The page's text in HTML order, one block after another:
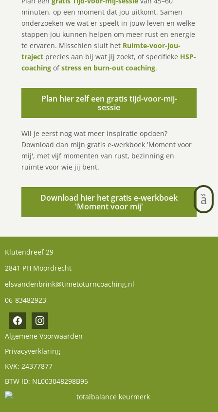
minuten, op een moment dat jou uitkomt. Samen
onderzoeken we wat er speelt in jouw leven en welke
stappen jou kunnen helpen om meer rust en energie
te ervaren. Misschien sluit het Ruimte-voor-jou-
traject precies aan bij wat jij zoekt, of specifieke HSP-
coaching ofstress en burn-out coaching.
Plan hier zelf een gratis tijd-voor-mij-
sessie
Wil je eerst nog wat meer inspiratie opdoen?
Download dan mijn gratis e-werkboek 'Moment voor
mij', met vijf momenten van rust, bezinning en
ruimte voor wie jij bent.
Download hier het gratis e-werkboek
'Moment voor mij'
Klutendreef 29
2841 PH Moordrecht
elsvandenbrink@timetoturncoaching.nl
06-83482923
facebookinstagram
Algemene Voorwaarden
Privacyverklaring
KVK: 24377877
BTW ID: NL003048298B95